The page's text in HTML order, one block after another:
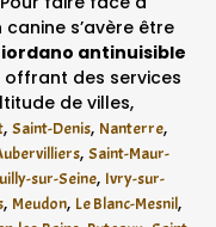
s’avère être
antinuisible
offrant des services
de villes,
, Saint-Denis, Nanterre,
, Saint-Maur-
sur-Seine, Ivry-sur-
, Meudon, Le Blanc-Mesnil,